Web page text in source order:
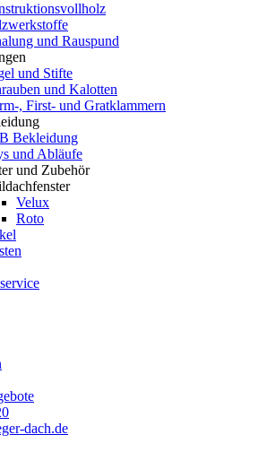
und Rauspund
und Stifte
und Kalotten
, First- und Gratklammern
Bekleidung
und Abläufe
und Zubehör
Velux
Roto
dach.de